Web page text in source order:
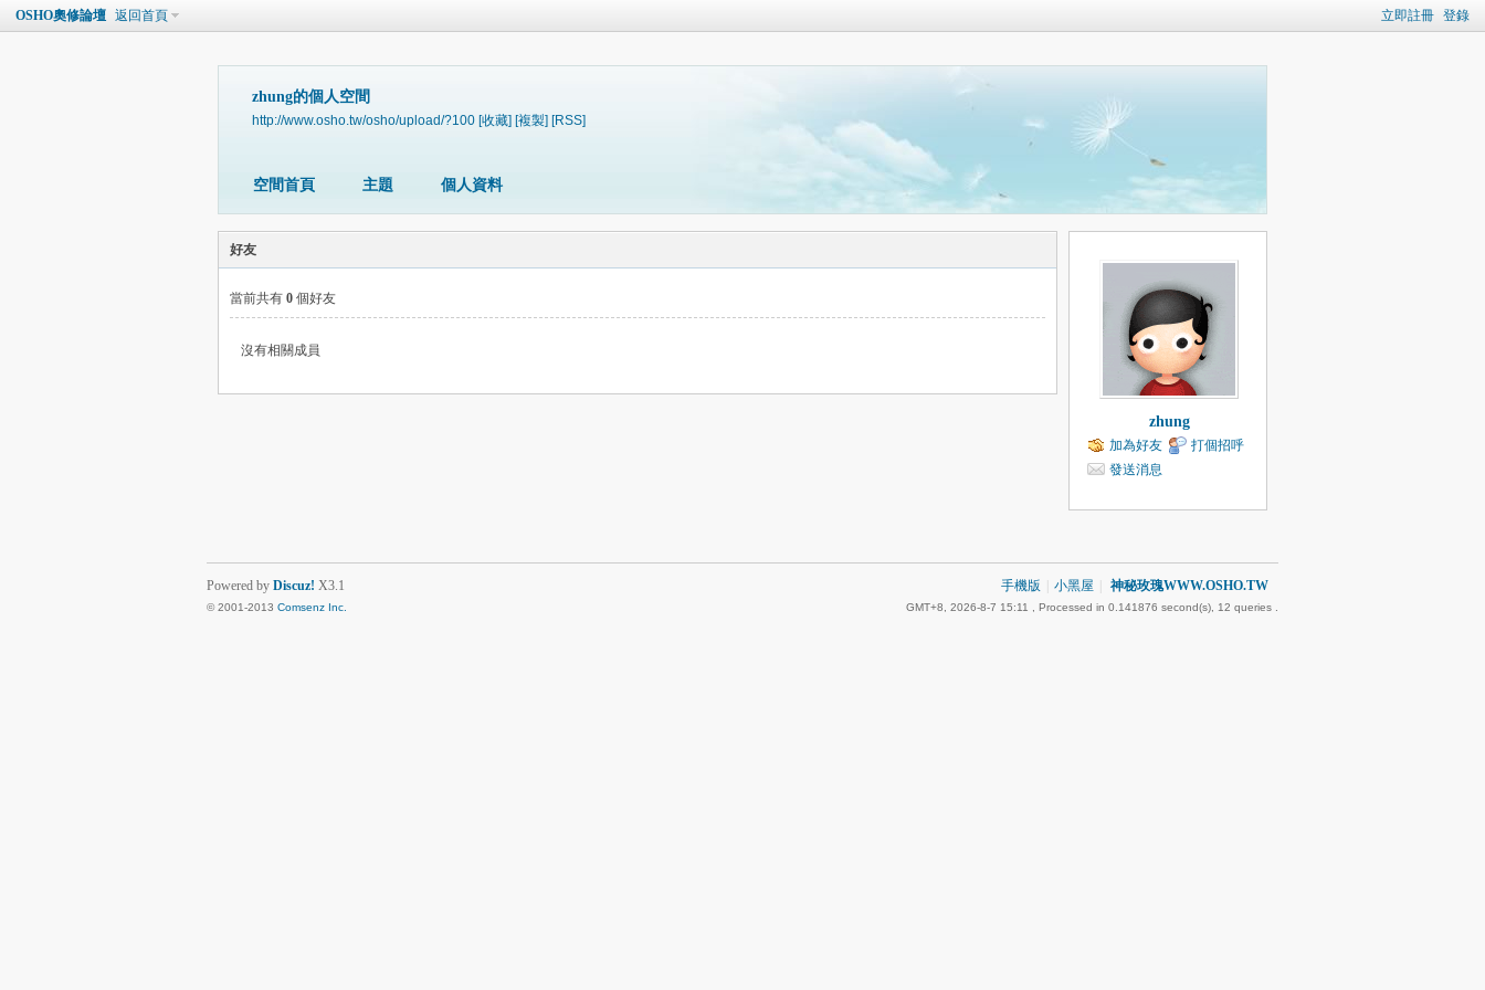
立即註冊 登錄
OSHO奧修論壇 返回首頁
zhung的個人空間
http://www.osho.tw/osho/upload/?100 [收藏] [複製] [RSS]
空間首頁 主題 個人資料
好友
當前共有 0 個好友
沒有相關成員
zhung
加為好友
打個招呼
發送消息
手機版 小黑屋 神秘玫瑰WWW.OSHO.TW
GMT+8, 2026-8-7 15:11 , Processed in 0.141876 second(s), 12 queries .
Powered by Discuz! X3.1
© 2001-2013 Comsenz Inc.